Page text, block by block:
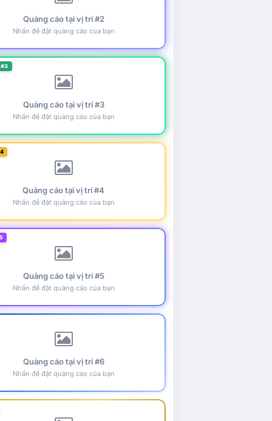
Quảng cáo tại vị trí #2
Nhấn để đặt quảng cáo của bạn
Quảng cáo tại vị trí #3
Nhấn để đặt quảng cáo của bạn
Quảng cáo tại vị trí #4
Nhấn để đặt quảng cáo của bạn
Quảng cáo tại vị trí #5
Nhấn để đặt quảng cáo của bạn
Quảng cáo tại vị trí #6
Nhấn để đặt quảng cáo của bạn